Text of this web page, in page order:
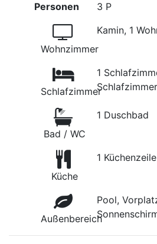
Personen
3 P
Wohnzimmer
Kamin, 1
Schlafzimmer
1
Bad / WC
1 Duschbad
Küche
1 Küchenzeile
Außenbereich
Pool,